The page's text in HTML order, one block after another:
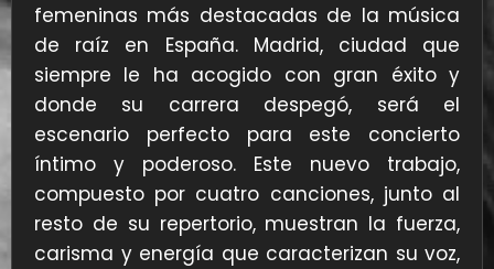
femeninas más destacadas de la música
de raíz en España. Madrid, ciudad que
siempre le ha acogido con gran éxito y
donde su carrera despegó, será el
escenario perfecto para este concierto
íntimo y poderoso. Este nuevo trabajo,
compuesto por cuatro canciones, junto al
resto de su repertorio, muestran la fuerza,
carisma y energía que caracterizan su voz,